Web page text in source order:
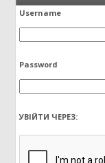
Username
Password
УВІЙТИ ЧЕРЕЗ: